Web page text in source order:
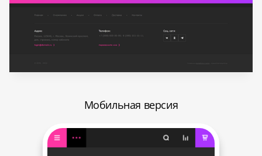
Мобильная версия